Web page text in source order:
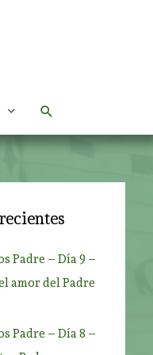
Buscar
Padre – Día 9 –
amor del Padre
Padre – Día 8 –